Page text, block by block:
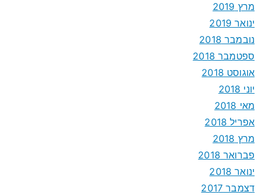
מרץ 2019
ינואר 2019
נובמבר 2018
ספטמבר 2018
אוגוסט 2018
יוני 2018
מאי 2018
אפריל 2018
מרץ 2018
פברואר 2018
ינואר 2018
דצמבר 2017